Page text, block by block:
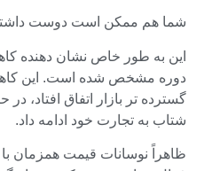
شما هم ممکن است دوست
دوره مشخص شده است. این
گسترده تر بازار اتفاق افتاد،
شتاب به تجارت خود ادامه داد.
ظاهراً نوسانات قیمت همزمان